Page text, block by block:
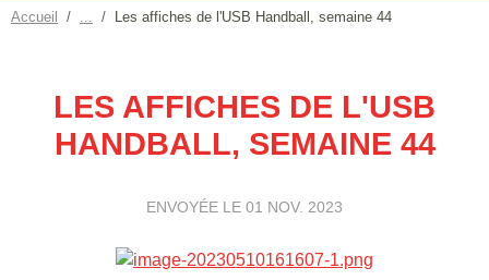
Accueil Les affiches de l'USB Handball, semaine 44
LES AFFICHES DE L'USB
HANDBALL, SEMAINE 44
ENVOYÉE LE 01 NOV. 2023